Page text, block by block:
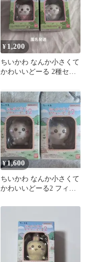
¥ 1,200
ちいかわ なんか小さくて
かわいいどーる 2種セッ
¥1,600
ちいかわ なんか小さくて
かわいいどーる2 フィギ